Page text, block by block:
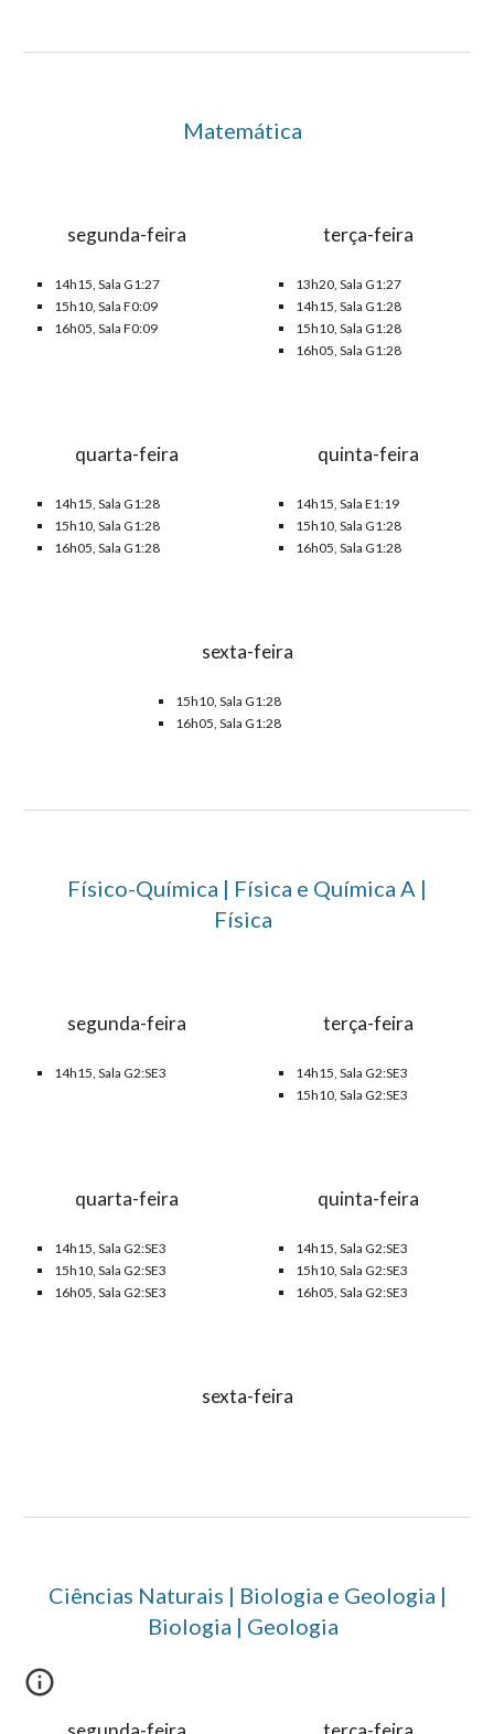
Matemática
segunda-feira
14h15, Sala G1:27
15h10, SalaF0:09
16h05, SalaF0:09
terça-feira
13h20, Sala G1:27
14h15, Sala G1:28
15h10, Sala G1:28
16h05, Sala G1:28
quarta-feira
14h15, Sala G1:28
15h10, Sala G1:28
16h05, Sala G1:28
quinta-feira
14h15, SalaE1:19
15h10, Sala G1:28
16h05, Sala G1:28
sexta-feira
15h10, Sala G1:28
16h05, Sala G1:28
Físico-Química | Física e Química A |
Física
segunda-feira
14h15, Sala G2:SE3
terça-feira
14h15, Sala G2:SE3
15h10, Sala G2:SE3
quarta-feira
14h15, Sala G2:SE3
15h10, Sala G2:SE3
16h05, Sala G2:SE3
quinta-feira
14h15, Sala G2:SE3
15h10, Sala G2:SE3
16h05, Sala G2:SE3
sexta-feira
Ciências Naturais | Biologia e Geologia |
Biologia | Geologia